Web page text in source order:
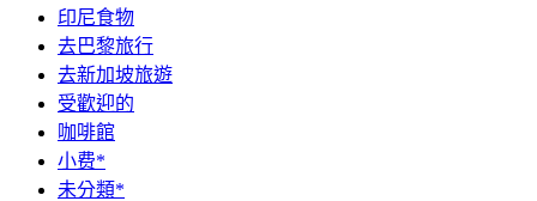
印尼食物
去巴黎旅行
去新加坡旅遊
受歡迎的
咖啡館
小费*
未分類*